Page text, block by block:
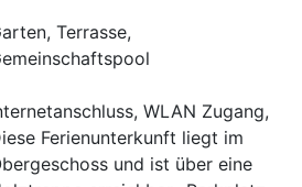
Terrasse,
WLAN Zugang,
Ferienunterkunft liegt im
und ist über eine